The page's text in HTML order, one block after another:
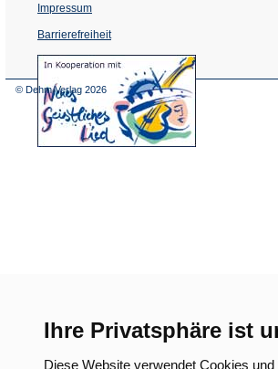
Ihre Privatsphäre ist
Diese Website verwendet Cookies und
Impressum
Barrierefreiheit
(Öffnet
in
© Dehm Verlag 2026